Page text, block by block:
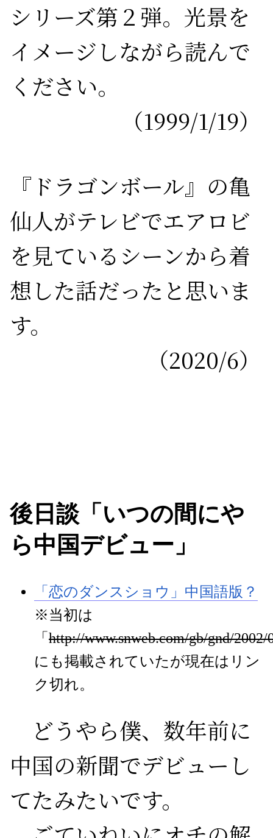
シリーズ第２弾。光景を
イメージしながら読んで
ください。
（1999/1/19）
『ドラゴンボール』の亀
仙人がテレビでエアロビ
を見ているシーンから着
想した話だったと思いま
す。
（2020/6）
後日談「いつの間にや
ら中国デビュー」
「恋のダンスショウ」中国語版？
※当初は
「 http://www.snweb.com/gb/gnd/2002/
にも掲載されていたが現在はリン
ク切れ。
どうやら僕、数年前に
中国の新聞でデビューし
てたみたいです。